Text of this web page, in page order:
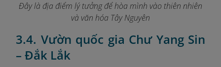
Đây là địa điểm lý tưởng để hòa mình vào thiên nhiên
và văn hóa Tây Nguyên
3.4. Vườn quốc gia Chư Yang Sin
– Đắk Lắk